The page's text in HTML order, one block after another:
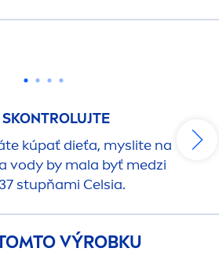
SKONTROLUJTE
kúpať dieťa, myslite na
vody by mala byť medzi
stupňami Celsia.
VÝROBKU